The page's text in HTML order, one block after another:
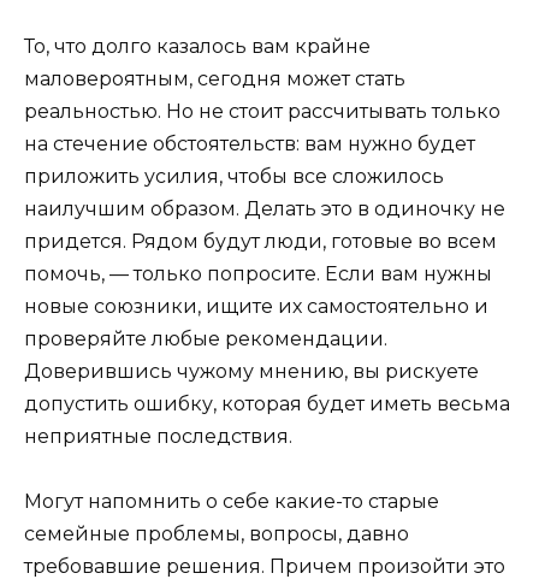
То, что долго казалось вам крайне
маловероятным, сегодня может стать
реальностью. Но не стоит рассчитывать только
на стечение обстоятельств: вам нужно будет
приложить усилия, чтобы все сложилось
наилучшим образом. Делать это в одиночку не
придется. Рядом будут люди, готовые во всем
помочь, — только попросите. Если вам нужны
новые союзники, ищите их самостоятельно и
проверяйте любые рекомендации.
Доверившись чужому мнению, вы рискуете
допустить ошибку, которая будет иметь весьма
неприятные последствия.
Могут напомнить о себе какие-то старые
семейные проблемы, вопросы, давно
требовавшие решения. Причем произойти это